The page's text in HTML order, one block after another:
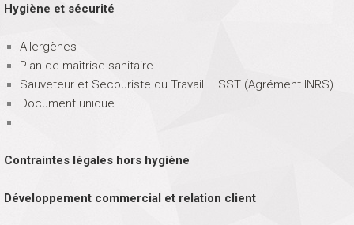
Hygiène et sécurité
Allergènes
Plan de maîtrise sanitaire
Sauveteur et Secouriste du Travail – SST (Agrément INRS)
Document unique
…
Contraintes légales hors hygiène
Développement commercial et relation client